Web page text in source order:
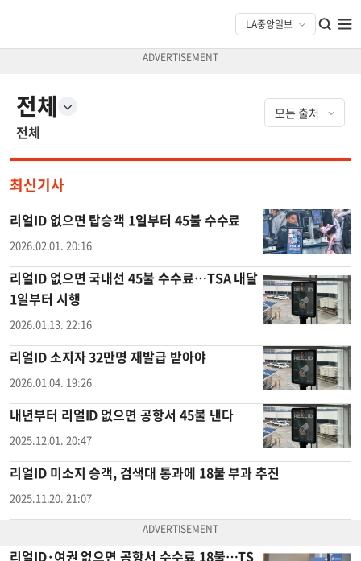
전체
전체
최신기사
리얼ID 없으면 탑승객 1일부터 45불 수수료
2026.02.01. 20:16
리얼ID 없으면 국내선 45불 수수료…TSA 내달
1일부터 시행
2026.01.13. 22:16
리얼ID 소지자 32만명 재발급 받아야
2026.01.04. 19:26
내년부터 리얼ID 없으면 공항서 45불 낸다
2025.12.01. 20:47
리얼ID 미소지 승객, 검색대 통과에 18불 부과 추진
2025.11.20. 21:07
리얼ID·여권 없으면 공항서 수수료 18불…TS